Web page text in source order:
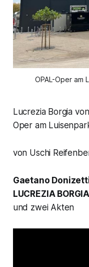
OPAL-Oper am
Lucrezia Borgia
Oper am
von Uschi
Gaetano
LUCREZIA
und zwei Akten